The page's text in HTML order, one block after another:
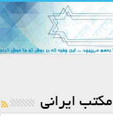
مکتب ایرانی